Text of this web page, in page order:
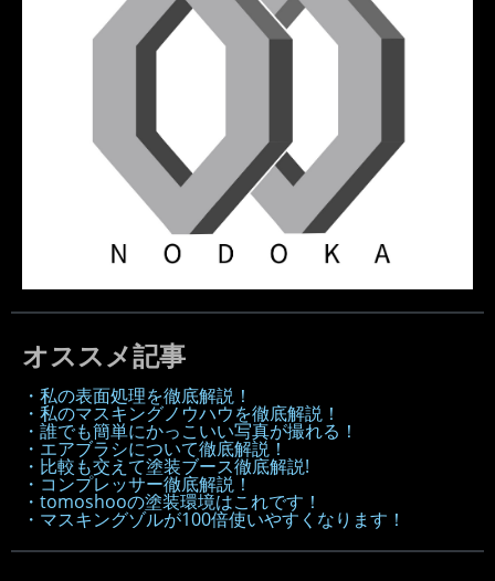
オススメ記事
・私の表面処理を徹底解説！
・私のマスキングノウハウを徹底解説！
・誰でも簡単にかっこいい写真が撮れる！
・エアブラシについて徹底解説！
・比較も交えて塗装ブース徹底解説!
・コンプレッサー徹底解説！
・tomoshooの塗装環境はこれです！
・マスキングゾルが100倍使いやすくなります！